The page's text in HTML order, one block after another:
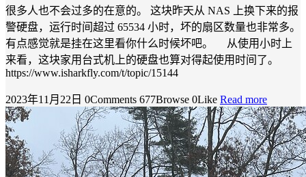
很多人也不会过多的在意的。 这块昨天从 NAS 上换下来的报
警硬盘，运行时间超过 65534 小时，坏的扇区数量也非常多。
有点感觉就是挂在这里看你什么时候坏吧。 从使用小时上
来看，这块家用台式机上的硬盘也算对得起使用时间了。
https://www.isharkfly.com/t/topic/15144
2023年11月22日 0Comments 677Browse 0Like Read more